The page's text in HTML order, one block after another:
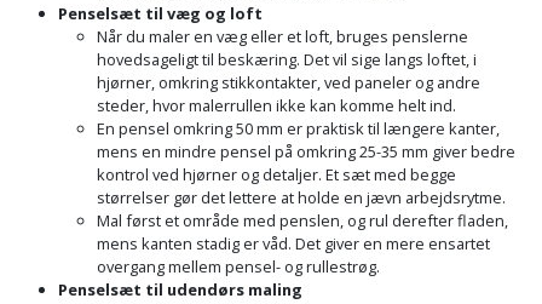
Skruetrækker
Skruetvinge
Slibeartikler
Smøring
rustopløser
Linjelaser
Loddekolbe
Luftværktøj
Måleinstrumenter
Malersprøjte
Personlig
Plantekasser
Postkasse
Postkassestander
Penselsæt til væg og loft
Når du maler en væg eller et loft, bruges penslerne
hovedsageligt til beskæring. Det vil sige langs loftet, i
hjørner, omkring stikkontakter, ved paneler og andre
steder, hvor malerrullen ikke kan komme helt ind.
En pensel omkring 50 mm er praktisk til længere kanter,
mens en mindre pensel på omkring 25-35 mm giver bedre
kontrol ved hjørner og detaljer. Et sæt med begge
størrelser gør det lettere at holde en jævn arbejdsrytme.
Mal først et område med penslen, og rul derefter fladen,
mens kanten stadig er våd. Det giver en mere ensartet
overgang mellem pensel- og rullestrøg.
Penselsæt til udendørs maling